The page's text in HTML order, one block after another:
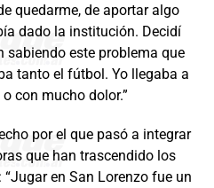
quedarme, de aportar algo
dado la institución. Decidí
sabiendo este problema que
tanto el fútbol. Yo llegaba a
con mucho dolor.”
por el que pasó a integrar
que han trascendido los
en San Lorenzo fue un